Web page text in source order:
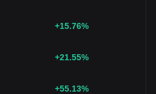
+15.76%
+21.55%
+55.13%